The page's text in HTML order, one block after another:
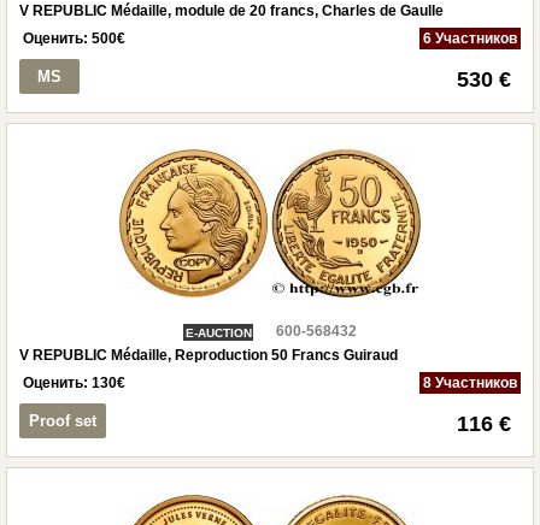
V REPUBLIC Médaille, module de 20 francs, Charles de Gaulle
Оценить: 500€ 6 Участников
MS 530 €
E-AUCTION
600-568432
V REPUBLIC Médaille, Reproduction 50 Francs Guiraud
Оценить: 130€ 8 Участников
Proof set 116 €